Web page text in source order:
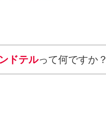
ドテルって何ですか？